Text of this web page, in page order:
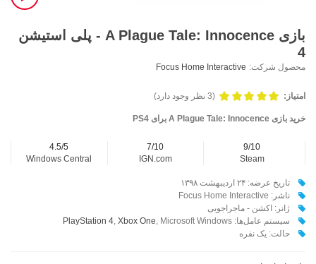
بازی A Plague Tale: Innocence - پلی استیشن
4
محصول شرکت: Focus Home Interactive
امتیاز: (3 نظر وجود دارد)
خرید بازی A Plague Tale: Innocence برای PS4
9/10
Steam
7/10
IGN.com
4.5/5
Windows Central
تاریخ عرضه: ۲۴ اردیبهشت ۱۳۹۸
ناشر: Focus Home Interactive
ژانر: اکشن - ماجراجویی
سیستم عامل‌ها:
PlayStation 4, Xbox One , Microsoft Windows
حالت: یک نفره